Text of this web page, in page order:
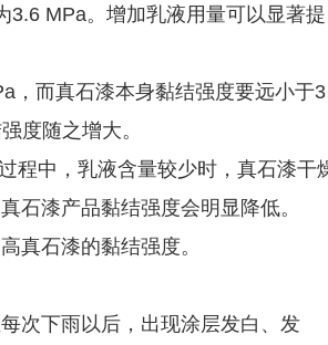
MPa。增加乳液用量可以显著提
，而真石漆本身黏结强度要远小于3
度随之增大。
程中，乳液含量较少时，真石漆干
石漆产品黏结强度会明显降低。
真石漆的黏结强度。
次下雨以后，出现涂层发白、发